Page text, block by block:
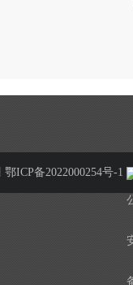
鄂ICP备2022000254号-1